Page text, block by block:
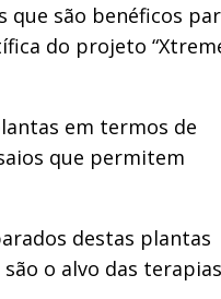
que são benéficos
do projeto
em termos de
que permitem
destas plantas
o alvo das terapias